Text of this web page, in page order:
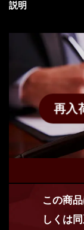
説明
再入
この商
しくは